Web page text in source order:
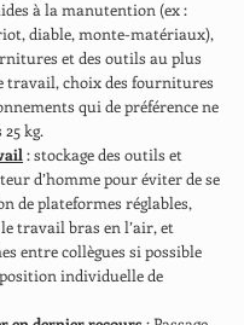
à la manutention (ex :
diable, monte-matériaux),
et des outils au plus
travail, choix des fournitures
qui de préférence ne
kg.
: stockage des outils et
d’homme pour éviter de se
de plateformes réglables,
travail bras en l’air, et
entre collègues si possible
individuelle de